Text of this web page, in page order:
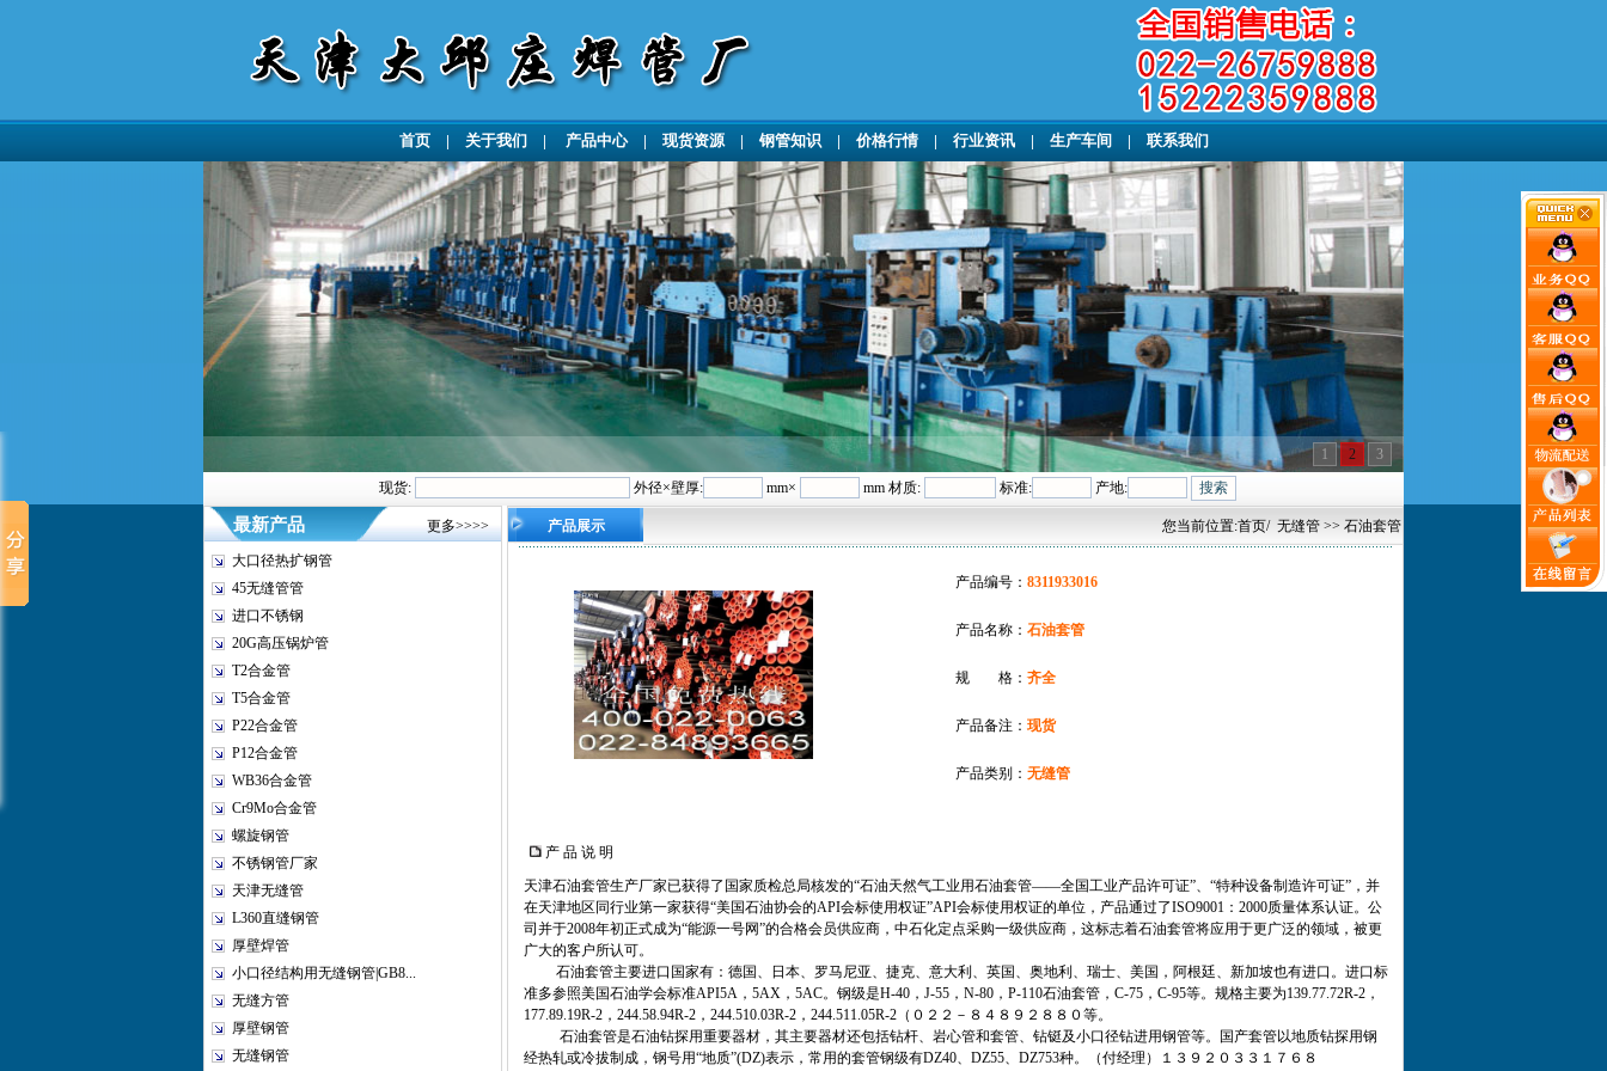
首页| 关于我们 | 产品中心| 现货资源| 钢管知识| 价格行情| 行业资讯| 生产车间 | 联系我们
1 2
3
现货:
外径×壁厚: mm× mm 材质: 标准: 产地:
最新产品 更多>>>>
大口径热扩钢管
45无缝管管
进口不锈钢
20G高压锅炉管
T2合金管
T5合金管
P22合金管
P12合金管
WB36合金管
Cr9Mo合金管
螺旋钢管
不锈钢管厂家
天津无缝管
L360直缝钢管
厚壁焊管
小口径结构用无缝钢管|GB8...
无缝方管
厚壁钢管
无缝钢管
产品展示 您当前位置:首页/ 无缝管 >> 石油套管
产品编号： 8311933016
产品名称： 石油套管
规 格：齐全
产品备注： 现货
产品类别： 无缝管
产 品 说 明
天津石油套管生产厂家已获得了国家质检总局核发的“石油天然气工业用石油套管——全国工业产品许可证”、“特种设备制造许可证”，并
在天津地区同行业第一家获得“美国石油协会的API会标使用权证”API会标使用权证的单位，产品通过了ISO9001：2000质量体系认证。公
司并于2008年初正式成为“能源一号网”的合格会员供应商，中石化定点采购一级供应商，这标志着石油套管将应用于更广泛的领域，被更
广大的客户所认可。
石油套管主要进口国家有：德国、日本、罗马尼亚、捷克、意大利、英国、奥地利、瑞士、美国，阿根廷、新加坡也有进口。进口标
准多参照美国石油学会标准API5A，5AX，5AC。钢级是H-40，J-55，N-80，P-110石油套管，C-75，C-95等。规格主要为139.77.72R-2，
177.89.19R-2，244.58.94R-2，244.510.03R-2，244.511.05R-2（０２２－８４８９２８８０等。
石油套管是石油钻探用重要器材，其主要器材还包括钻杆、岩心管和套管、钻铤及小口径钻进用钢管等。国产套管以地质钻探用钢
经热轧或冷拔制成，钢号用“地质”(DZ)表示，常用的套管钢级有DZ40、DZ55、DZ753种。（付经理）１３９２０３３１７６８